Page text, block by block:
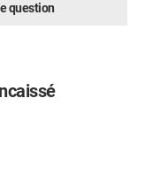
question